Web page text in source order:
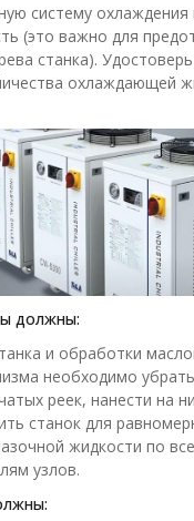
систему охлаждения
(это важно для
станка).
охлаждающей
должны:
и обработки
необходимо
реек, нанести на
станок для
жидкости по
узлов.